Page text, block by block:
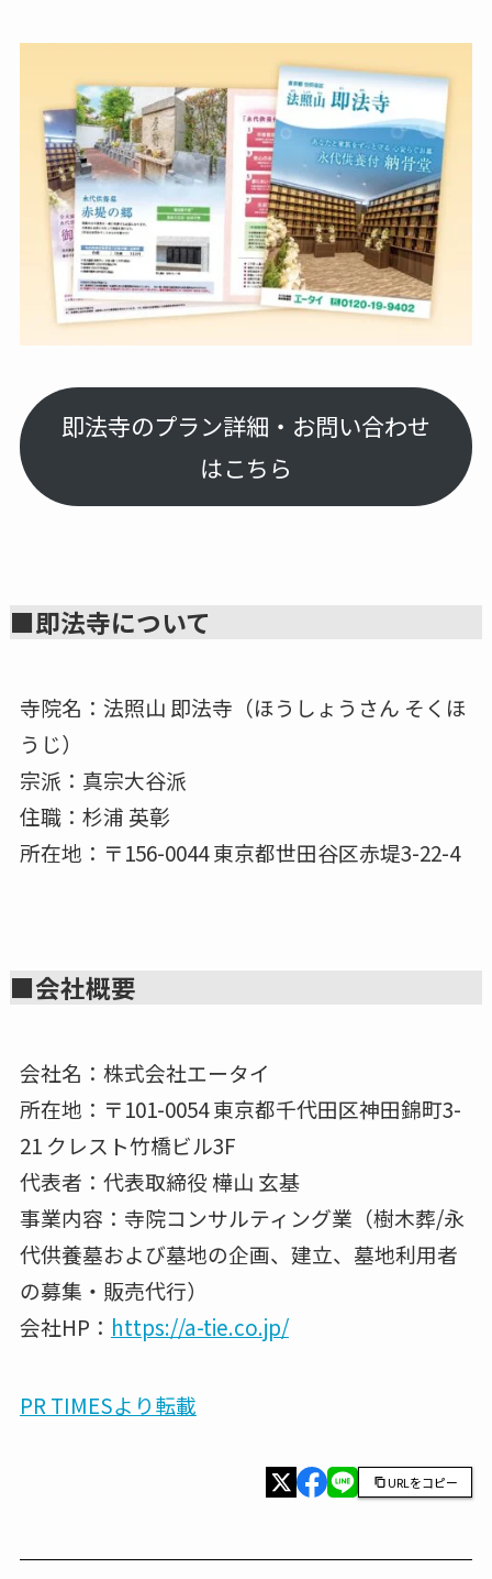
即法寺のプラン詳細・お問い合わせ
はこちら
■即法寺について
寺院名：法照山 即法寺（ほうしょうさん そくほ
うじ）
宗派：真宗大谷派
住職：杉浦 英彰
所在地：〒156-0044 東京都世田谷区赤堤3-22-4
■会社概要
会社名：株式会社エータイ
所在地：〒101-0054 東京都千代田区神田錦町3-
21 クレスト竹橋ビル3F
代表者：代表取締役 樺山 玄基
事業内容：寺院コンサルティング業（樹木葬/永
代供養墓および墓地の企画、建立、墓地利用者
の募集・販売代行）
会社HP： https://a-tie.co.jp/
PR TIMESより転載
URLをコピー